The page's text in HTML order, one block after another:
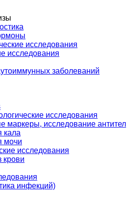
исследования
исследования
заболеваний
исследования
маркеры, исследование антител
кала
мочи
исследования
крови
инфекций)